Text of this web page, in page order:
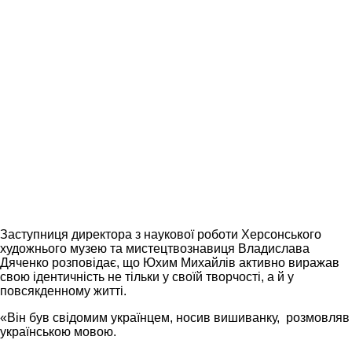
Заступниця директора з наукової роботи Херсонського
художнього музею та мистецтвознавиця Владислава
Дяченко розповідає, що Юхим Михайлів активно виражав
свою ідентичність не тільки у своїй творчості, а й у
повсякденному житті.
«Він був свідомим українцем, носив вишиванку, розмовляв
українською мовою.